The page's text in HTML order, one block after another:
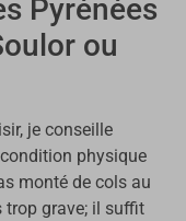
Pyrénées
ou
je conseille
physique
monté de cols au
trop grave; il suffit